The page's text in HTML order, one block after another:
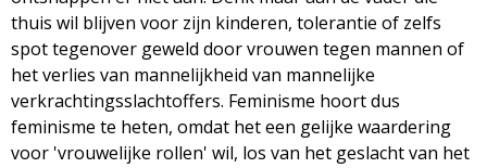
thuis wil blijven voor zijn kinderen, tolerantie of zelfs
spot tegenover geweld door vrouwen tegen mannen of
het verlies van mannelijkheid van mannelijke
verkrachtingsslachtoffers. Feminisme hoort dus
feminisme te heten, omdat het een gelijke waardering
voor 'vrouwelijke rollen' wil, los van het geslacht van het